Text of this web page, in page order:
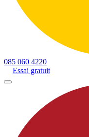
085 060 4220
Essai gratuit